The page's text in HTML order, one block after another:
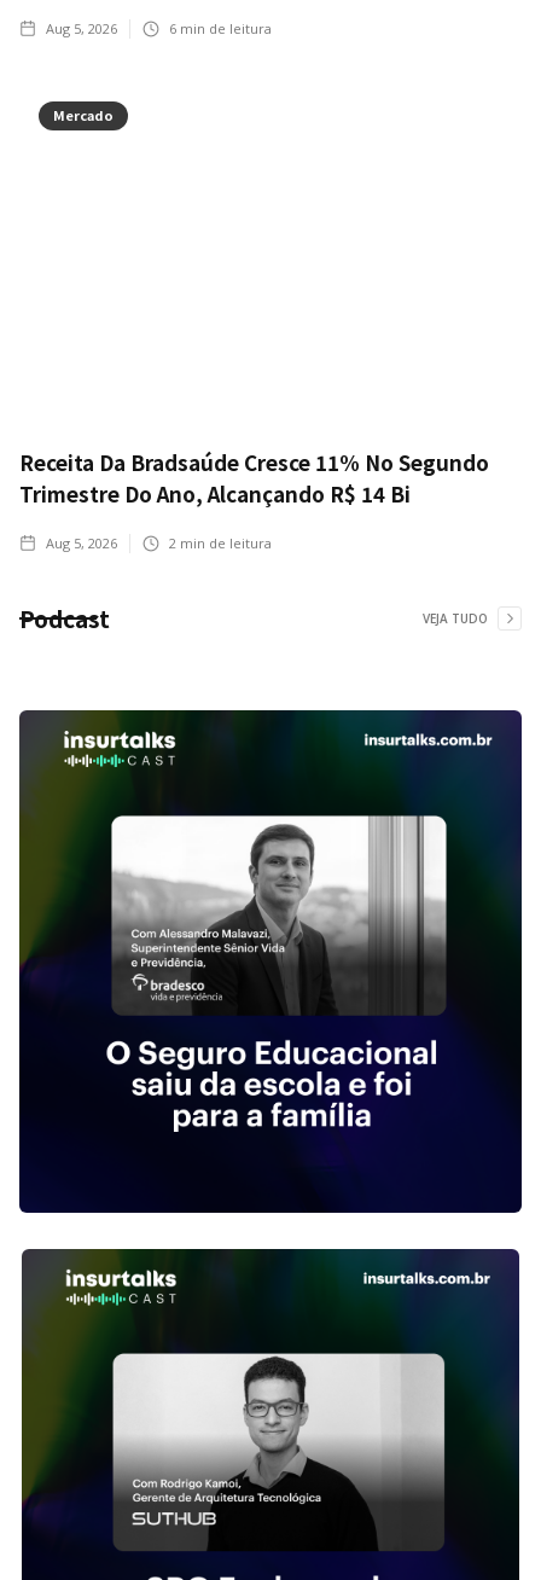
Aug 5, 2026 6 min de leitura
Mercado
Receita Da Bradsaúde Cresce 11% No Segundo
Trimestre Do Ano, Alcançando R$ 14 Bi
Aug 5, 2026 2 min de leitura
Podcast VEJA TUDO